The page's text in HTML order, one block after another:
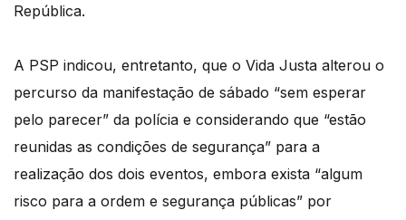
República.
A PSP indicou, entretanto, que o Vida Justa alterou o
percurso da manifestação de sábado “sem esperar
pelo parecer” da polícia e considerando que “estão
reunidas as condições de segurança” para a
realização dos dois eventos, embora exista “algum
risco para a ordem e segurança públicas” por